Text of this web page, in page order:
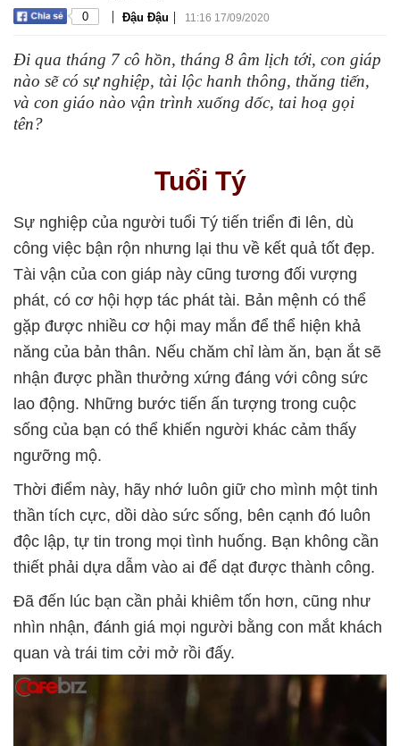
0 | Đậu Đậu | 11:16 17/09/2020
Đi qua tháng 7 cô hồn, tháng 8 âm lịch tới, con giáp
nào sẽ có sự nghiệp, tài lộc hanh thông, thăng tiến,
và con giáo nào vận trình xuống dốc, tai hoạ gọi
tên?
Tuổi Tý
Sự nghiệp của người tuổi Tý tiến triển đi lên, dù
công việc bận rộn nhưng lại thu về kết quả tốt đẹp.
Tài vận của con giáp này cũng tương đối vượng
phát, có cơ hội hợp tác phát tài. Bản mệnh có thể
gặp được nhiều cơ hội may mắn để thể hiện khả
năng của bản thân. Nếu chăm chỉ làm ăn, bạn ắt sẽ
nhận được phần thưởng xứng đáng với công sức
lao động. Những bước tiến ấn tượng trong cuộc
sống của bạn có thể khiến người khác cảm thấy
ngưỡng mộ.
Thời điểm này, hãy nhớ luôn giữ cho mình một tinh
thần tích cực, dồi dào sức sống, bên cạnh đó luôn
độc lập, tự tin trong mọi tình huống. Bạn không cần
thiết phải dựa dẫm vào ai để dạt được thành công.
Đã đến lúc bạn cần phải khiêm tốn hơn, cũng như
nhìn nhận, đánh giá mọi người bằng con mắt khách
quan và trái tim cởi mở rồi đấy.